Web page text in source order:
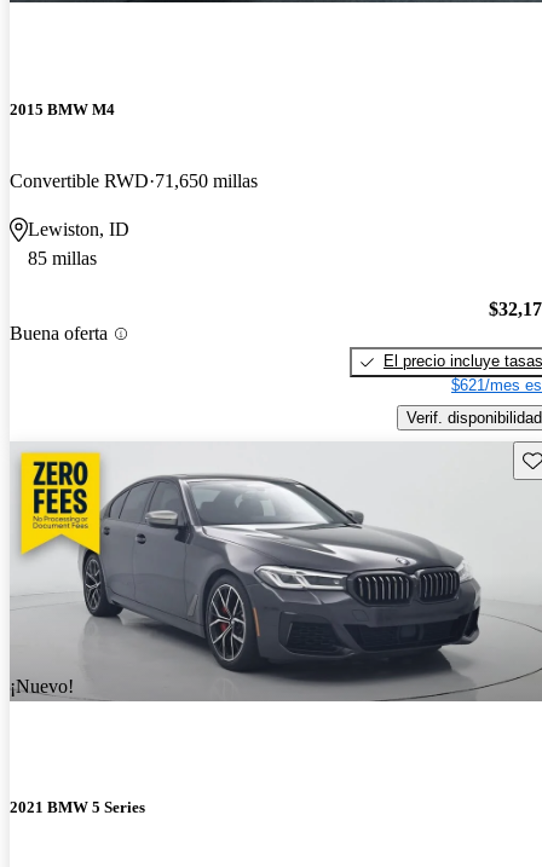
2015 BMW M4
Convertible RWD 71,650 millas
Lewiston, ID
85 millas
Buena oferta
El precio incluye tasas
$621/mes
Verif. disponibilidad
¡Nuevo!
2021 BMW 5 Series